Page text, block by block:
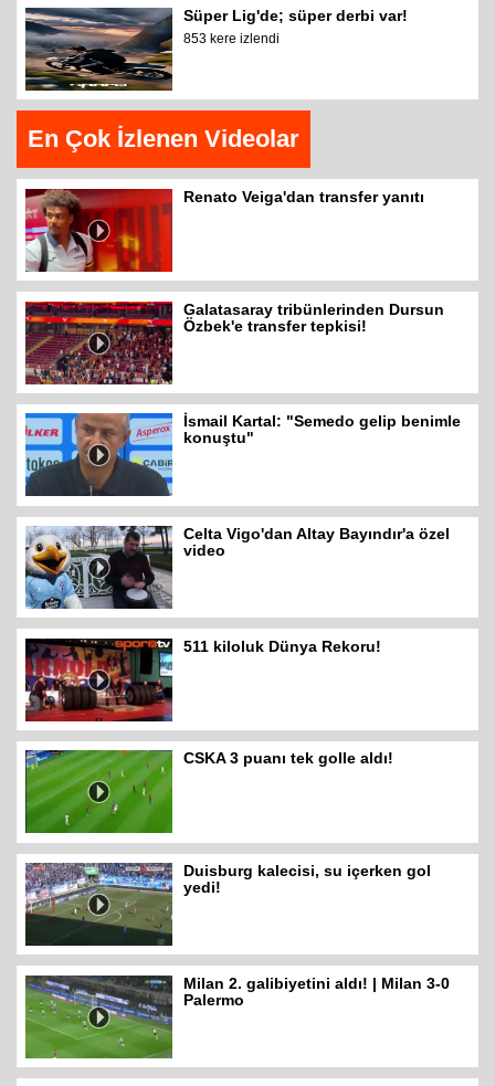
Süper Lig'de; süper derbi var!
853 kere izlendi
En Çok İzlenen Videolar
Renato Veiga'dan transfer yanıtı
Galatasaray tribünlerinden Dursun
Özbek'e transfer tepkisi!
İsmail Kartal: "Semedo gelip benimle
konuştu"
Celta Vigo'dan Altay Bayındır'a özel
video
511 kiloluk Dünya Rekoru!
CSKA 3 puanı tek golle aldı!
Duisburg kalecisi, su içerken gol
yedi!
Milan 2. galibiyetini aldı! | Milan 3-0
Palermo